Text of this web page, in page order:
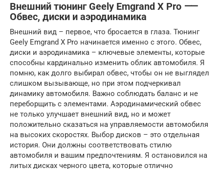
Внешний тюнинг Geely Emgrand X Pro ⸺
Обвес, диски и аэродинамика
Внешний вид – первое, что бросается в глаза. Тюнинг
Geely Emgrand X Pro начинается именно с этого. Обвес,
диски и аэродинамика – ключевые элементы, которые
способны кардинально изменить облик автомобиля. Я
помню, как долго выбирал обвес, чтобы он не выглядел
слишком вызывающе, но при этом подчеркивал
динамику автомобиля. Важно соблюдать баланс и не
переборщить с элементами. Аэродинамический обвес
не только улучшает внешний вид, но и может
положительно сказаться на управляемости автомобиля
на высоких скоростях. Выбор дисков – это отдельная
история. Они должны соответствовать стилю
автомобиля и вашим предпочтениям. Я остановился на
литых дисках черного цвета, которые отлично